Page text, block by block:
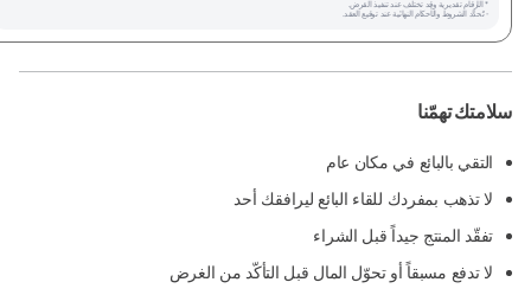
* الأرقام تقديرية وقد تختلف عند تنفيذ القرض.
- تُحدَّد الشروط والأحكام النهائية عند توقيع العقد.
سلامتك تهمّنا
التقي بالبائع في مكان عام
لا تذهب بمفردك للقاء البائع ليرافقك أحد
تفقّد المنتج جيداً قبل الشراء
لا تدفع مسبقاً أو تحوّل المال قبل التأكّد من الغرض